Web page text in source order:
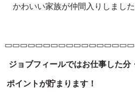
かわいい家族が仲間入りしまし
ジョブフィールではお仕事した
ポイントが貯まります！